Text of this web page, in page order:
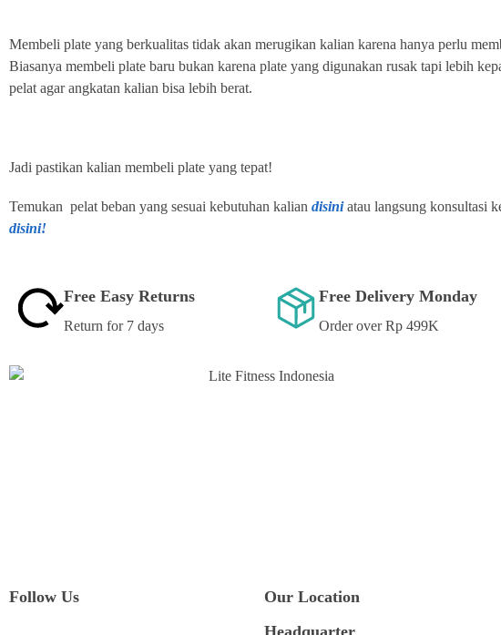
Membeli plate yang berkualitas tidak akan merugikan kalian karena hanya perlu
Biasanya membeli plate baru bukan karena plate yang digunakan rusak tapi lebih
pelat agar angkatan kalian bisa lebih berat.
Jadi pastikan kalian membeli plate yang tepat!
Temukan pelat beban yang sesuai kebutuhan kalian disini atau langsung konsultasi
disini!
Free Easy Returns
Return for 7 days
Free Delivery Monday
Order over Rp 499K
Follow Us
Our Location
Headquarter